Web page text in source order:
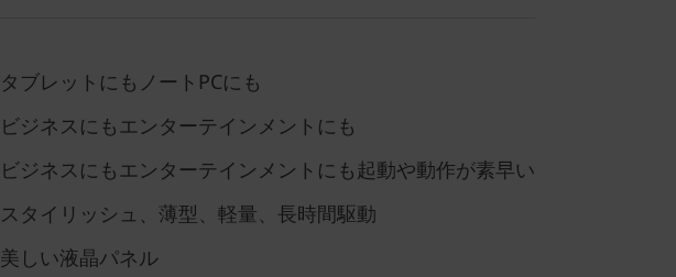
タブレットにもノートPCにも
ビジネスにもエンターテインメントにも
ビジネスにもエンターテインメントにも起動や動作が素早い
スタイリッシュ、薄型、軽量、長時間駆動
美しい液晶パネル